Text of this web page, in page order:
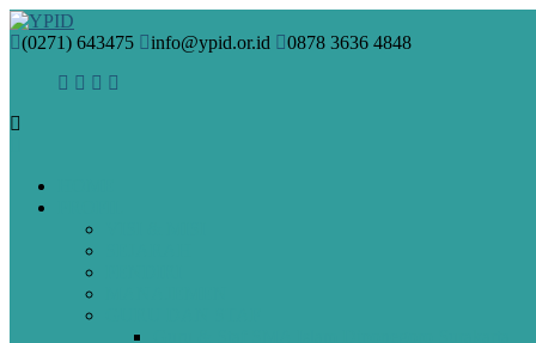
(0271) 643475 info@ypid.or.id 0878 3636 4848